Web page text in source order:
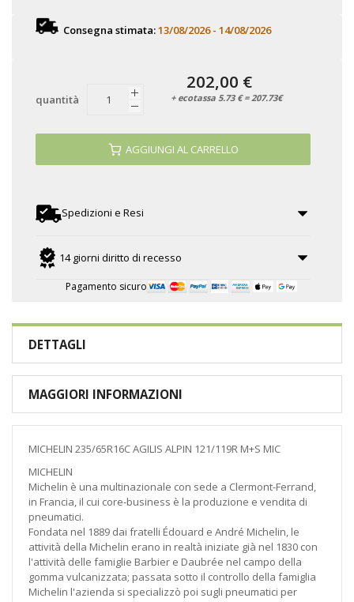
Consegna stimata:13/08/2026 - 14/08/2026
quantità
AGGIUNGI AL CARRELLO
Spedizioni e Resi
14 giorni diritto di recesso
Pagamento sicuro
202,00 €
+ ecotassa 5.73 € = 207.73€
DETTAGLI
MAGGIORI INFORMAZIONI
MICHELIN 235/65R16C AGILIS ALPIN 121/119R M+S MIC
MICHELIN
Michelin è una multinazionale con sede a Clermont-Ferrand,
in Francia, il cui core-business è la produzione e vendita di
pneumatici.
Fondata nel 1889 dai fratelli Édouard e André Michelin, le
attività della Michelin erano in realtà iniziate già nel 1830 con
l'attività delle famiglie Barbier e Daubrée nel campo della
gomma vulcanizzata; passata sotto il controllo della famiglia
Michelin l'azienda si specializzò poi sugli pneumatici per